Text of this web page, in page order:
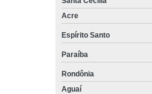
Acre
Espírito Santo
Paraíba
Rondônia
Aguaí